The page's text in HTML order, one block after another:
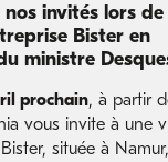
nos invités lors
Bister en
ministre
prochain, à partir
vous invite à une
située à